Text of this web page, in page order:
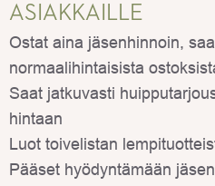
ASIAKKAILLE
Ostat aina jäsenhinnoin,
normaalihintaisista
Saat jatkuvasti
hintaan
Luot toivelistan
Pääset hyödyntämään